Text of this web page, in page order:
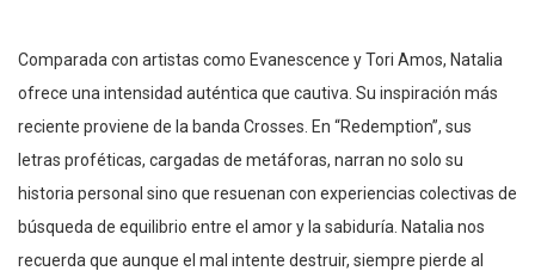
Comparada con artistas como Evanescence y Tori Amos, Natalia
ofrece una intensidad auténtica que cautiva. Su inspiración más
reciente proviene de la banda Crosses. En “Redemption”, sus
letras proféticas, cargadas de metáforas, narran no solo su
historia personal sino que resuenan con experiencias colectivas de
búsqueda de equilibrio entre el amor y la sabiduría. Natalia nos
recuerda que aunque el mal intente destruir, siempre pierde al